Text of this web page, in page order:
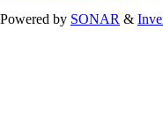
Powered by SONAR &